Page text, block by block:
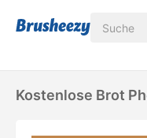
Kostenlose Brot